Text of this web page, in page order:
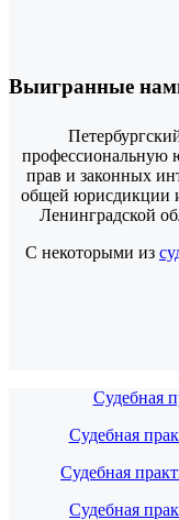
Выигранные
прав и законных
общей юрисдикции
Ленинградской
С некоторыми из
Судебная
Судебная
Судебная
Судебная